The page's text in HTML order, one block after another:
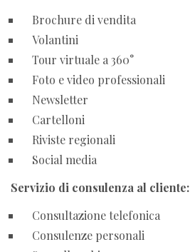
Brochure di vendita
Volantini
Tour virtuale a 360°
Foto e video professionali
Newsletter
Cartelloni
Riviste regionali
Social media
Servizio di consulenza al cliente:
Consultazione telefonica
Consulenze personali